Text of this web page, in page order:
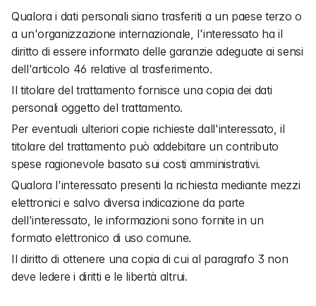
Qualora i dati personali siano trasferiti a un paese terzo o
a un'organizzazione internazionale, l'interessato ha il
diritto di essere informato delle garanzie adeguate ai sensi
dell'articolo 46 relative al trasferimento.
Il titolare del trattamento fornisce una copia dei dati
personali oggetto del trattamento.
Per eventuali ulteriori copie richieste dall'interessato, il
titolare del trattamento può addebitare un contributo
spese ragionevole basato sui costi amministrativi.
Qualora l'interessato presenti la richiesta mediante mezzi
elettronici e salvo diversa indicazione da parte
dell'interessato, le informazioni sono fornite in un
formato elettronico di uso comune.
Il diritto di ottenere una copia di cui al paragrafo 3 non
deve ledere i diritti e le libertà altrui.